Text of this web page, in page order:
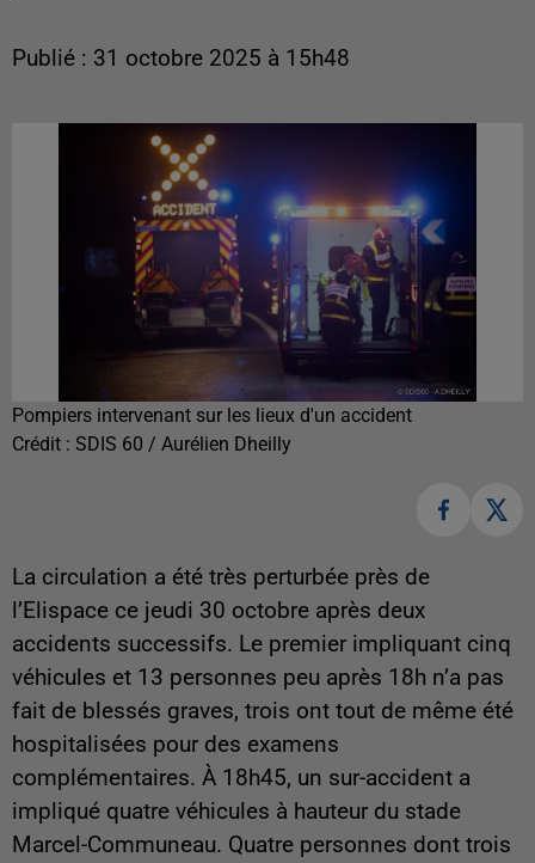
Publié : 31 octobre 2025 à 15h48
Pompiers intervenant sur les lieux d'un accident
Crédit : SDIS 60 / Aurélien Dheilly
La circulation a été très perturbée près de
l’Elispace ce jeudi 30 octobre après deux
accidents successifs. Le premier impliquant cinq
véhicules et 13 personnes peu après 18h n’a pas
fait de blessés graves, trois ont tout de même été
hospitalisées pour des examens
complémentaires. À 18h45, un sur-accident a
impliqué quatre véhicules à hauteur du stade
Marcel-Communeau. Quatre personnes dont trois